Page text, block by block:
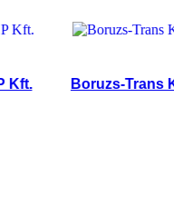
Boruzs-Trans Kft.